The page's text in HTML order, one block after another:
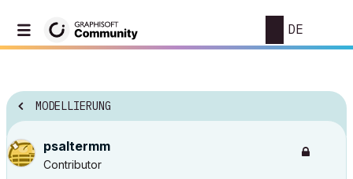
DE
MODELLIERUNG
psaltermm
Contributor